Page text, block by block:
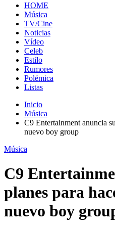
HOME
Música
TV/Cine
Noticias
Vídeo
Celeb
Estilo
Rumores
Polémica
Listas
Inicio
Música
C9 Entertainment anuncia
nuevo boy group
Música
C9
planes para
nuevo boy